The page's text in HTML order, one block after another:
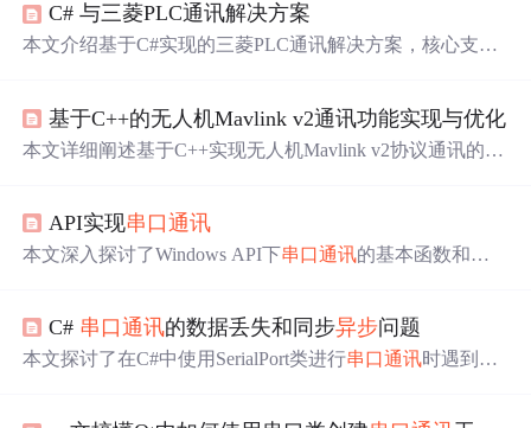
C# 与三菱PLC通讯解决方案
本文介绍基于C#实现的三菱PLC通讯解决方案，核心支持
理器及应用示例；关键技术涵盖MC协议报文解析、多线程
安全控制、连接心跳与自动恢复机制；具备单/多点读写、
基于C++的无人机Mavlink v2通讯功能实现与优化
本文详细阐述基于C++实现无人机Mavlink v2协议通讯的核
构 （读写分离、异步Asio模型）、健壮性保障（心跳监
测、错误恢复、重连退避）及高级优化（频率控制、优先
API实现串口通讯
本文深入探讨了Windows API下串口通讯的基本函数和串
数，提供了实例代码演示串口读写流程，以及如何通过
线程实现串口的高效通信。此外，文章还涵盖了串口超时
C# 串口通讯的数据丢失和同步异步问题
本文探讨了在C#中使用SerialPort类进行串口通讯时遇到的